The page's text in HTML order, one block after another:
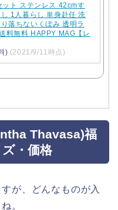
ト ステンレス 42cmす
1人暮らし 単身赴任 洗
落ちないくぼみ 透明ラ
料無料 HAPPY MAG【レ
) (2021/9/11時点)
Thavasa)福
・価格
が、どんなものが入
。